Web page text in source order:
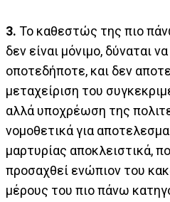
3. Το καθεστώς της πιο
δεν είναι μόνιμο, δύναται
οποτεδήποτε, και δεν
μεταχείριση του
αλλά υποχρέωση της
νομοθετικά για
μαρτυρίας αποκλειστικά,
προσαχθεί ενώπιον του
μέρους του πιο πάνω